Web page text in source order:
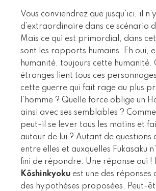
Vous conviendrez que jusqu’ici, il
d’extraordinaire dans ce scénario
Mais ce qui est primordial, dans
sont les rapports humains. Eh oui,
humanité, toujours cette humanité.
étranges lient tous ces
cette guerre qui fait rage au plus
l’homme ? Quelle force oblige un
ainsi avec ses semblables ?
peut-il se lever tous les matins et
autour de lui ? Autant de questions
entre elles et auxquelles Fukasaku
fini de répondre. Une réponse oui !
Kôshinkyoku est une des réponses
des hypothéses proposées. Peut-